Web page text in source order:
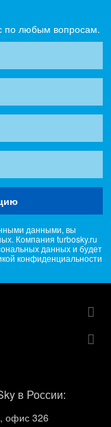
по любым вопросам.
данными, вы
Компания turbosky.ru
данных и будет
конфиденциальности
в России:
офис 326